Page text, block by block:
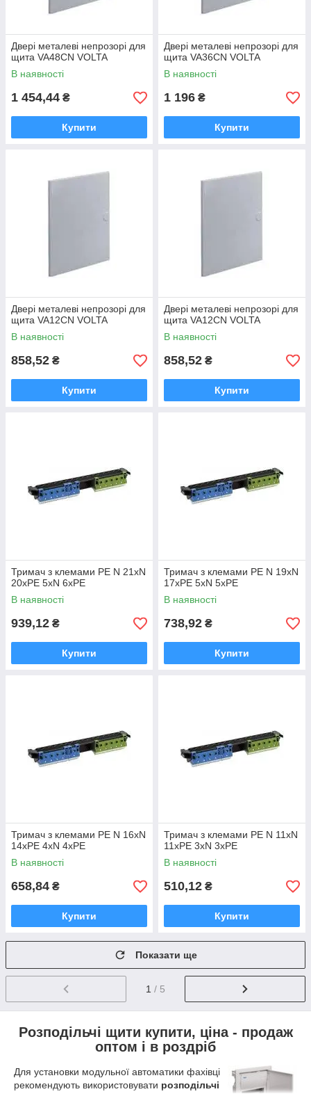
Двері металеві непрозорі для
щита VA48CN VOLTA
В наявності
1 454,44 ₴
Купити
Двері металеві непрозорі для
щита VA36CN VOLTA
В наявності
1 196 ₴
Купити
Двері металеві непрозорі для
щита VA12CN VOLTA
В наявності
858,52 ₴
Купити
Двері металеві непрозорі для
щита VA12CN VOLTA
В наявності
858,52 ₴
Купити
Тримач з клемами PE N 21xN
20xPE 5xN 6xPE
В наявності
939,12 ₴
Купити
Тримач з клемами PE N 19xN
17xPE 5xN 5xPE
В наявності
738,92 ₴
Купити
Тримач з клемами PE N 16xN
14xPE 4xN 4xPE
В наявності
658,84 ₴
Купити
Тримач з клемами PE N 11xN
11xPE 3xN 3xPE
В наявності
510,12 ₴
Купити
Показати ще
1 / 5
Розподільчі щити купити, ціна - продаж
оптом і в роздріб
Для установки модульної автоматики фахівці
рекомендують використовувати розподільчі